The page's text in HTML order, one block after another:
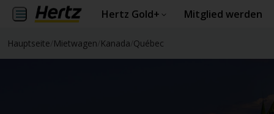
Hertz Gold+ Mitglied werden
Hauptseite Mietwagen Kanada Québec